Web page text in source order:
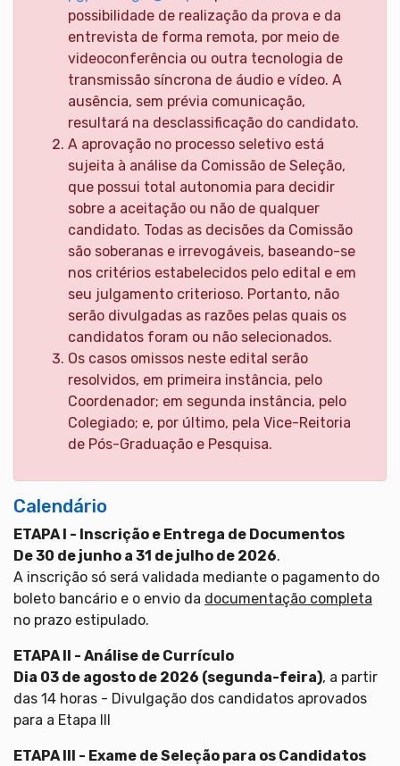
possibilidade de realização da prova e da
entrevista de forma remota, por meio de
videoconferência ou outra tecnologia de
transmissão síncrona de áudio e vídeo. A
ausência, sem prévia comunicação,
resultará na desclassificação do candidato.
A aprovação no processo seletivo está
sujeita à análise da Comissão de Seleção,
que possui total autonomia para decidir
sobre a aceitação ou não de qualquer
candidato. Todas as decisões da Comissão
são soberanas e irrevogáveis, baseando-se
nos critérios estabelecidos pelo edital e em
seu julgamento criterioso. Portanto, não
serão divulgadas as razões pelas quais os
candidatos foram ou não selecionados.
Os casos omissos neste edital serão
resolvidos, em primeira instância, pelo
Coordenador; em segunda instância, pelo
Colegiado; e, por último, pela Vice-Reitoria
de Pós-Graduação e Pesquisa.
Calendário
ETAPA I - Inscrição e Entrega de Documentos
De 30 de junho a 31 de julho de 2026.
A inscrição só será validada mediante o pagamento do
boleto bancário e o envio da documentação completa
no prazo estipulado.
ETAPA II - Análise de Currículo
Dia 03 de agosto de 2026 (segunda-feira), a partir
das 14 horas - Divulgação dos candidatos aprovados
para a Etapa III
ETAPA III - Exame de Seleção para os Candidatos